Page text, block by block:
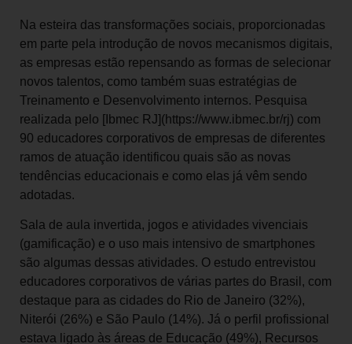
Na esteira das transformações sociais, proporcionadas
em parte pela introdução de novos mecanismos digitais,
as empresas estão repensando as formas de selecionar
novos talentos, como também suas estratégias de
Treinamento e Desenvolvimento internos. Pesquisa
realizada pelo [Ibmec RJ](https://www.ibmec.br/rj) com
90 educadores corporativos de empresas de diferentes
ramos de atuação identificou quais são as novas
tendências educacionais e como elas já vêm sendo
adotadas.
Sala de aula invertida, jogos e atividades vivenciais
(gamificação) e o uso mais intensivo de smartphones
são algumas dessas atividades. O estudo entrevistou
educadores corporativos de várias partes do Brasil, com
destaque para as cidades do Rio de Janeiro (32%),
Niterói (26%) e São Paulo (14%). Já o perfil profissional
estava ligado às áreas de Educação (49%), Recursos